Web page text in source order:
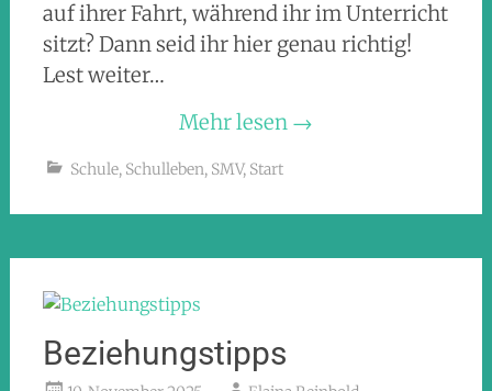
auf ihrer Fahrt, während ihr im Unterricht
sitzt? Dann seid ihr hier genau richtig!
Lest weiter…
Mehr lesen →
Schule, Schulleben, SMV, Start
Beziehungstipps